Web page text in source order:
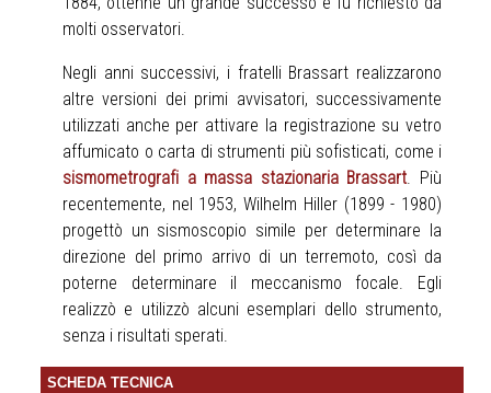
molti osservatori.
Negli anni successivi, i fratelli Brassart realizzarono
altre versioni dei primi avvisatori, successivamente
utilizzati anche per attivare la registrazione su vetro
affumicato o carta di strumenti più sofisticati, come i
sismometrografi a massa stazionaria Brassart. Più
recentemente, nel 1953, Wilhelm Hiller (1899 - 1980)
progettò un sismoscopio simile per determinare la
direzione del primo arrivo di un terremoto, così da
poterne determinare il meccanismo focale. Egli
realizzò e utilizzò alcuni esemplari dello strumento,
senza i risultati sperati.
SCHEDA TECNICA